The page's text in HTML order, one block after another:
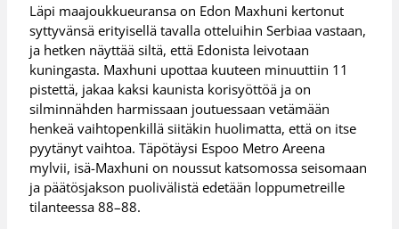
Läpi maajoukkueuransa on Edon Maxhuni kertonut
syttyvänsä erityisellä tavalla otteluihin Serbiaa vastaan,
ja hetken näyttää siltä, että Edonista leivotaan
kuningasta. Maxhuni upottaa kuuteen minuuttiin 11
pistettä, jakaa kaksi kaunista korisyöttöä ja on
silminnähden harmissaan joutuessaan vetämään
henkeä vaihtopenkillä siitäkin huolimatta, että on itse
pyytänyt vaihtoa. Täpötäysi Espoo Metro Areena
mylvii, isä-Maxhuni on noussut katsomossa seisomaan
ja päätösjakson puolivälistä edetään loppumetreille
tilanteessa 88–88.